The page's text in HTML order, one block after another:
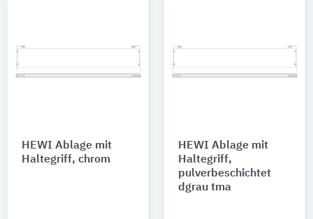
HEWI Ablage mit
Haltegriff, chrom
HEWI Ablage mit
Haltegriff,
pulverbeschichtet
dgrau tma